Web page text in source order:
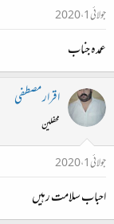
جولائی 1، 2020
عمدہ جناب
اقرار مصطفی
محفلین
جولائی 1، 2020
احباب سلامت رہیں